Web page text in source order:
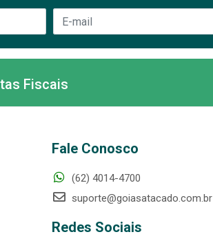
Fiscais
Fale Conosco
(62) 4014-4700
suporte@goiasatacado.com.br
Redes Sociais